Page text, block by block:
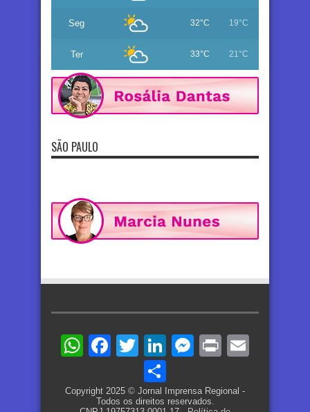
Seg 32°C 19°C
Ter 33°C 21°C
SÃO PAULO
WhatsApp
Facebook
TwitterLinkedIn
Messenger
Print
Copyright 2025 © Jornal Imprensa Regional -
Todos os direitos reservados.